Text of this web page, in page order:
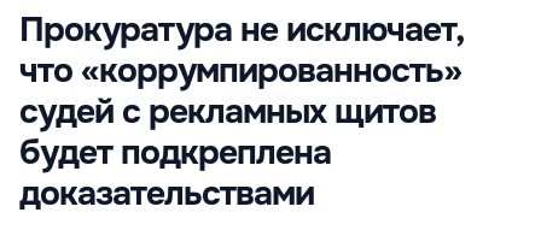
Прокуратура не исключает,
что «коррумпированность»
судей с рекламных щитов
будет подкреплена
доказательствами